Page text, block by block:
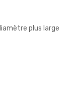
plus large